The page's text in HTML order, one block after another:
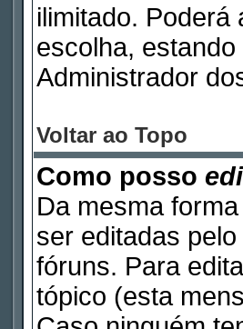
ilimitado.
escolha,
Administrador
Voltar ao Topo
Como posso
Da mesma
ser editadas
fóruns. Para
tópico (esta